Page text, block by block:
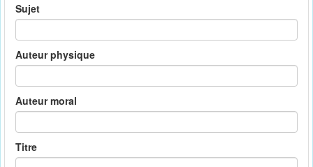
Sujet
Auteur physique
Auteur moral
Titre